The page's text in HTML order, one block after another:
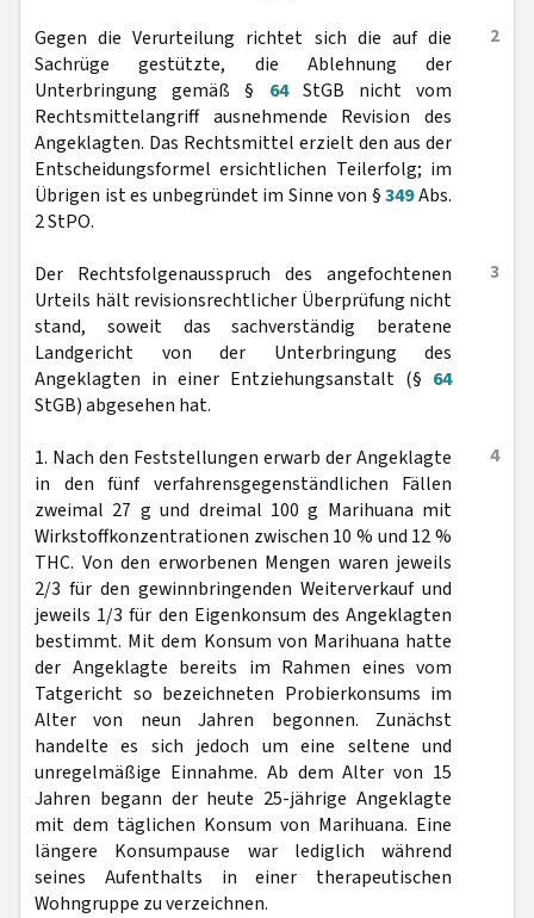
2
Gegen die Verurteilung richtet sich die auf die
Sachrüge gestützte, die Ablehnung der
Unterbringung gemäß § 64StGB nicht vom
Rechtsmittelangriff ausnehmende Revision des
Angeklagten. Das Rechtsmittel erzielt den aus der
Entscheidungsformel ersichtlichen Teilerfolg; im
Übrigen ist es unbegründet im Sinne von §349Abs.
2 StPO.
3
Der Rechtsfolgenausspruch des angefochtenen
Urteils hält revisionsrechtlicher Überprüfung nicht
stand, soweit das sachverständig beratene
Landgericht von der Unterbringung des
Angeklagten in einer Entziehungsanstalt (§ 64
StGB) abgesehen hat.
4
1. Nach den Feststellungen erwarb der Angeklagte
in den fünf verfahrensgegenständlichen Fällen
zweimal 27 g und dreimal 100 g Marihuana mit
Wirkstoffkonzentrationen zwischen 10 % und 12 %
THC. Von den erworbenen Mengen waren jeweils
2/3 für den gewinnbringenden Weiterverkauf und
jeweils 1/3 für den Eigenkonsum des Angeklagten
bestimmt. Mit dem Konsum von Marihuana hatte
der Angeklagte bereits im Rahmen eines vom
Tatgericht so bezeichneten Probierkonsums im
Alter von neun Jahren begonnen. Zunächst
handelte es sich jedoch um eine seltene und
unregelmäßige Einnahme. Ab dem Alter von 15
Jahren begann der heute 25-jährige Angeklagte
mit dem täglichen Konsum von Marihuana. Eine
längere Konsumpause war lediglich während
seines Aufenthalts in einer therapeutischen
Wohngruppe zu verzeichnen.